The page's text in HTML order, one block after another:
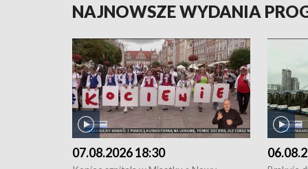
NAJNOWSZE WYDANIA
07.08.2026 18:30